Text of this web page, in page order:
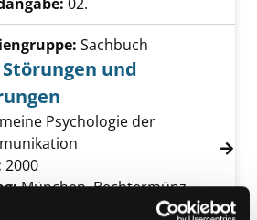
Details von 01.; Störungen und
Sachbuch
Störungen und
Psychologie der
nach diesem Verfasser
2000
München, Bechtermünz
Miteinander